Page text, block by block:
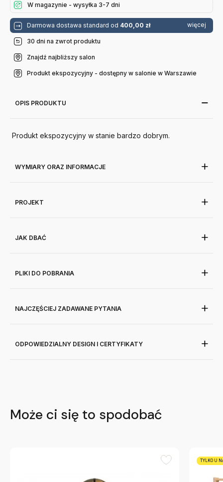
W magazynie - wysyłka 3-7 dni
Darmowa dostawa standard od 400,00 zł więcej
30 dni na zwrot produktu
Znajdź najbliższy salon
Produkt ekspozycyjny - dostępny w salonie w Warszawie
OPIS PRODUKTU
Produkt ekspozycyjny w stanie bardzo dobrym.
WYMIARY ORAZ INFORMACJE
PROJEKT
JAK DBAĆ
PLIKI DO POBRANIA
NAJCZĘŚCIEJ ZADAWANE PYTANIA
ODPOWIEDZIALNY DESIGN I CERTYFIKATY
Może ci się to spodobać
TYLKO U